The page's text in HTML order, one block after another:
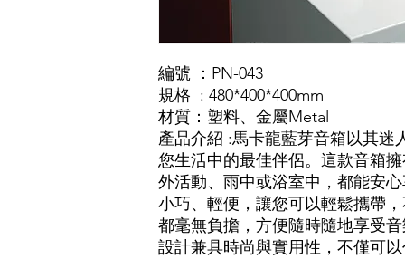
編號 ：PN-043
規格 : 480*400*400mm
材質 ：塑料、金屬Metal
產品介紹 :馬卡龍藍芽音箱以其迷
您生活中的最佳伴侶。這款音箱
外活動、雨中或浴室中，都能安
小巧、輕便，讓您可以輕鬆攜帶
都毫無負擔，方便隨時隨地享受
設計兼具時尚與實用性，不僅可